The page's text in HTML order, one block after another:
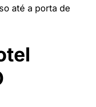
até a porta de